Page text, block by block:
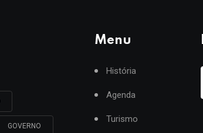
GOVERNO
Menu
História
Agenda
Turismo